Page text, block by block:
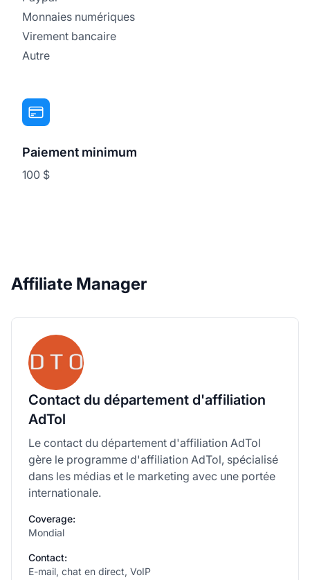
Monnaies numériques
Virement bancaire
Autre
Paiement minimum
100 $
Affiliate Manager
Contact du département d'affiliation
AdTol
Le contact du département d'affiliation AdTol
gère le programme d'affiliation AdTol, spécialisé
dans les médias et le marketing avec une portée
internationale.
Coverage:
Mondial
Contact:
E-mail, chat en direct, VoIP